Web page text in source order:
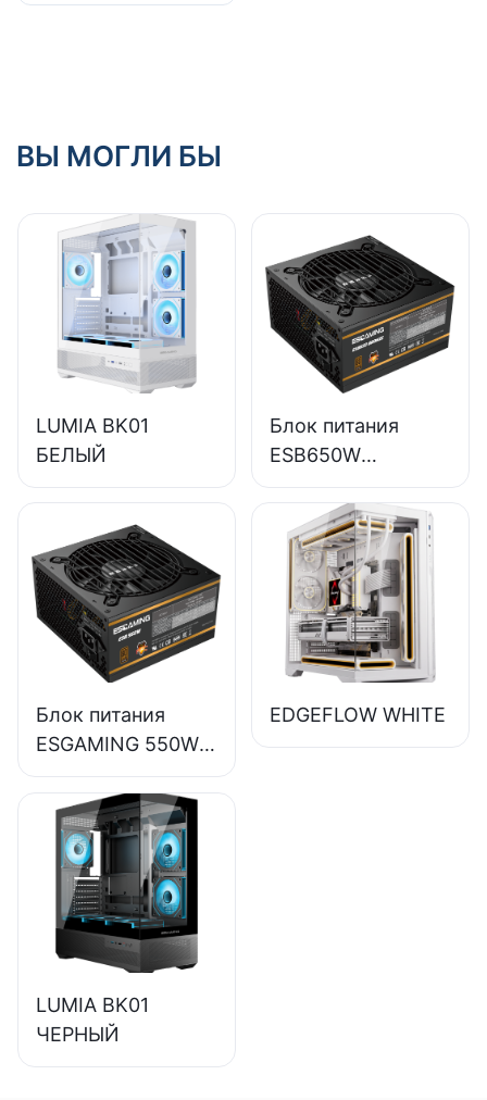
проблемы
ВЫ МОГЛИ БЫ
LUMIA BK01
БЕЛЫЙ
Блок питания
ESB650W
ESGAMING 650W
высокого
качества, КПД
85%,
полномодульный,
бронзовый (80+),
для настольных
Блок питания
ESGAMING 550W
высокого
качества, КПД
85%, класс
защиты 80+
Bronze, для
настольных ПК,
ESB550W
EDGEFLOW WHITE
LUMIA BK01
ЧЕРНЫЙ